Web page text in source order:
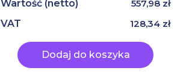
Wartość (netto)
557,98 zł
VAT
128,34 zł
Dodaj do koszyka